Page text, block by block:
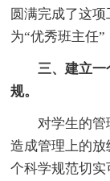
圆满完成了这
为“优秀班主任”
三、建立
规。
对学生的管理
造成管理上的
个科学规范切